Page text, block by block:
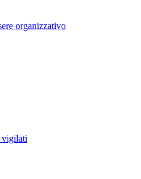
organizzativo